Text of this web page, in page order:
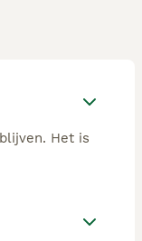
Het is